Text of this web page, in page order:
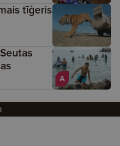
tīģeris
A